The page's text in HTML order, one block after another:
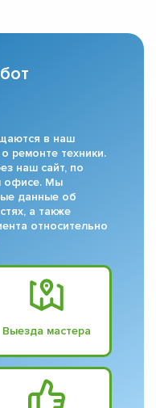
в наш
ремонте техники.
наш сайт, по
офисе. Мы
данные об
а также
относительно
Выезда мастера